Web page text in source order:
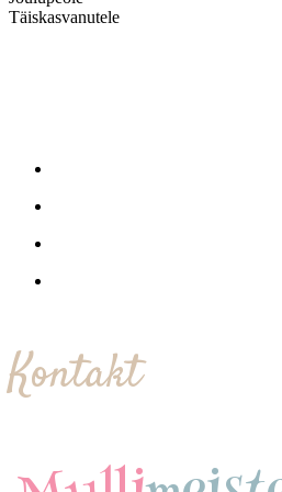
Täiskasvanutele
Kontakt